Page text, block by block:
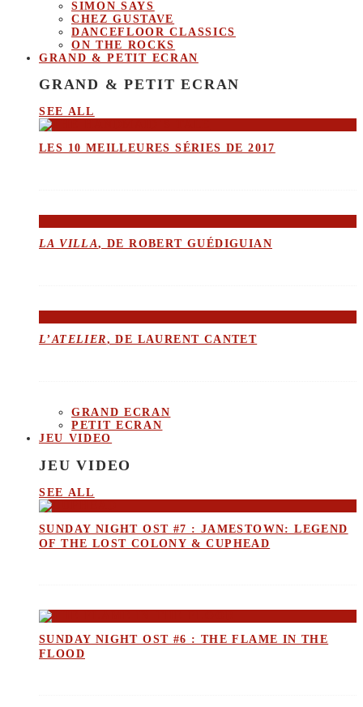
SIMON SAYS
CHEZ GUSTAVE
DANCEFLOOR CLASSICS
ON THE ROCKS
GRAND & PETIT ECRAN
GRAND & PETIT ECRAN
SEE ALL
LES 10 MEILLEURES SÉRIES DE 2017
LA VILLA, DE ROBERT GUÉDIGUIAN
L’ATELIER, DE LAURENT CANTET
GRAND ECRAN
PETIT ECRAN
JEU VIDEO
JEU VIDEO
SEE ALL
SUNDAY NIGHT OST #7 : JAMESTOWN: LEGEND
OF THE LOST COLONY & CUPHEAD
SUNDAY NIGHT OST #6 : THE FLAME IN THE
FLOOD